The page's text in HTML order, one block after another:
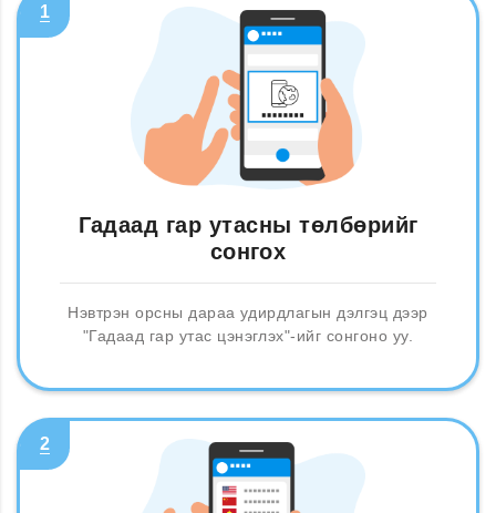
1
Гадаад гар утасны төлбөрийг
сонгох
Нэвтрэн орсны дараа удирдлагын дэлгэц дээр
"Гадаад гар утас цэнэглэх"-ийг сонгоно уу.
2